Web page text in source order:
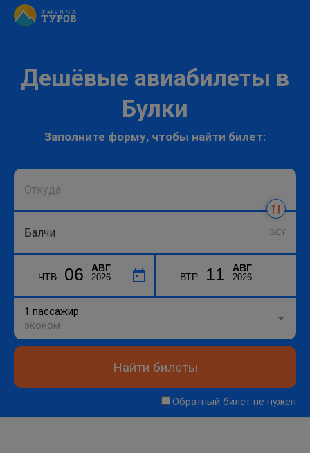
Дешёвые авиабилеты в
Булки
Заполните форму, чтобы найти билет:
BCY
ЧТВ 06 АВГ
2026 ВТР 11 АВГ
2026
1 пассажир
эконом
Найти билеты
Обратный билет не нужен